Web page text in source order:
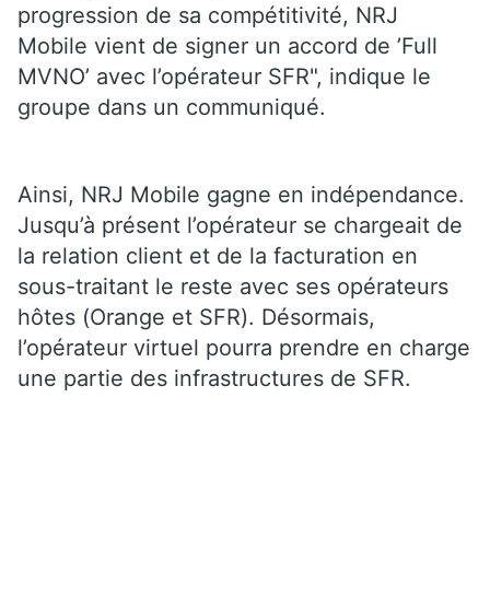
progression de sa compétitivité, NRJ
Mobile vient de signer un accord de ’Full
MVNO’ avec l’opérateur SFR", indique le
groupe dans un communiqué.
Ainsi, NRJ Mobile gagne en indépendance.
Jusqu’à présent l’opérateur se chargeait de
la relation client et de la facturation en
sous-traitant le reste avec ses opérateurs
hôtes (Orange et SFR). Désormais,
l’opérateur virtuel pourra prendre en charge
une partie des infrastructures de SFR.